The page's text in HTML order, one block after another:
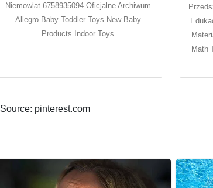
Niemowlat 6758935094 Oficjalne Archiwum
Allegro Baby Toddler Toys New Baby
Products Indoor Toys
Math
Source: pinterest.com